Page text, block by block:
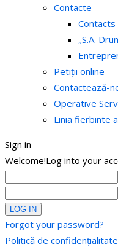
Contacte
Contacts
„S.A.
Petiții online
Contactează-
Operative
Linia fierbinte
Sign in
Welcome!Log into your
Forgot your password?
Politică de confidențialitate